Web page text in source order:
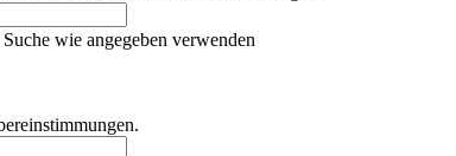
wie angegeben verwenden